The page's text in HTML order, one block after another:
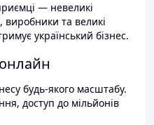
— невеликі
виробники та великі
український бізнес.
будь-якого масштабу.
доступ до мільйонів